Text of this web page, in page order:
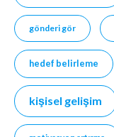
gönderi gör
hedef belirleme
kişisel gelişim